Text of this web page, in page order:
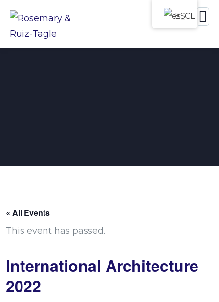
« All Events
This event has passed.
International Architecture
2022
ES